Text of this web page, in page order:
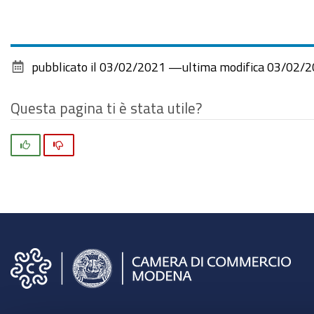
pubblicato il 03/02/2021 —ultima modifica 03/02/
Questa pagina ti è stata utile?